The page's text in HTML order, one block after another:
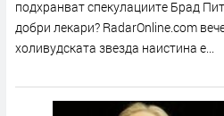
подхранват спекулациите Брад
добри лекари? RadarOnline.com
холивудската звезда наистина е...